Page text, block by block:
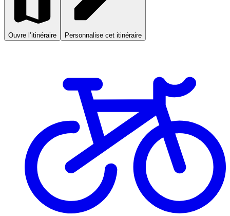
Ouvre l’itinéraire Personnalise cet itinéraire